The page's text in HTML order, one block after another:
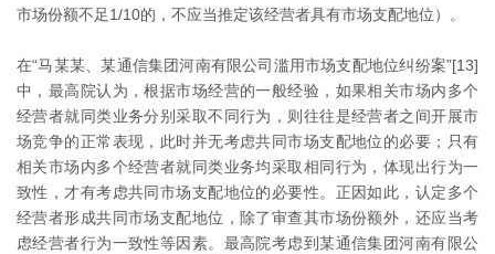
市场份额不足1/10的，不应当推定该经营者具有市场支配地位）。
在“马某某、某通信集团河南有限公司滥用市场支配地位纠纷案”[13]
中，最高院认为，根据市场经营的一般经验，如果相关市场内多个
经营者就同类业务分别采取不同行为，则往往是经营者之间开展市
场竞争的正常表现，此时并无考虑共同市场支配地位的必要；只有
相关市场内多个经营者就同类业务均采取相同行为，体现出行为一
致性，才有考虑共同市场支配地位的必要性。正因如此，认定多个
经营者形成共同市场支配地位，除了审查其市场份额外，还应当考
虑经营者行为一致性等因素。最高院考虑到某通信集团河南有限公